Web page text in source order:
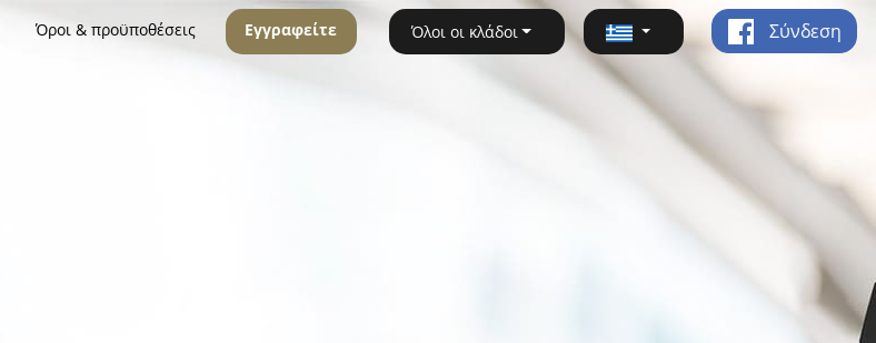
Όροι & προϋποθέσεις Εγγραφείτε Όλοι οι κλάδοι Σύνδεση